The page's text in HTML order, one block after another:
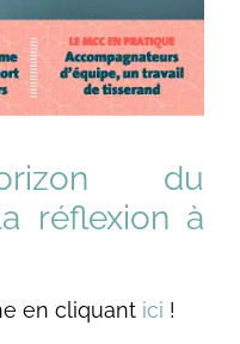
du
réflexion à
en cliquant ici !